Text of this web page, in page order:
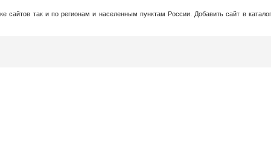
сайтов так и по регионам и населенным пунктам России. Добавить сайт в